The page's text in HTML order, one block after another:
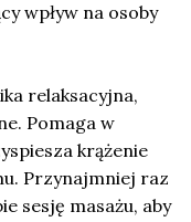
wpływ na osoby
relaksacyjna,
Pomaga w
krążenie
Przynajmniej raz
sesję masażu, aby